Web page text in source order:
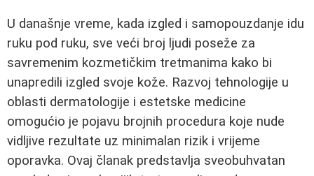
U današnje vreme, kada izgled i samopouzdanje idu
ruku pod ruku, sve veći broj ljudi poseže za
savremenim kozmetičkim tretmanima kako bi
unapredili izgled svoje kože. Razvoj tehnologije u
oblasti dermatologije i estetske medicine
omogućio je pojavu brojnih procedura koje nude
vidljive rezultate uz minimalan rizik i vrijeme
oporavka. Ovaj članak predstavlja sveobuhvatan